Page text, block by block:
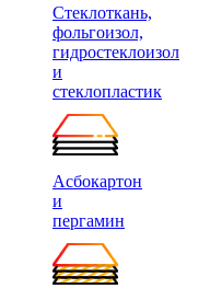
Стеклоткань,
фольгоизол,
гидростеклоизол
и
стеклопластик
Асбокартон
и
пергамин